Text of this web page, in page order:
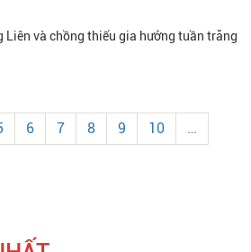
Liên và chồng thiếu gia hưởng tuần trăng
6 7 8 9 10
…